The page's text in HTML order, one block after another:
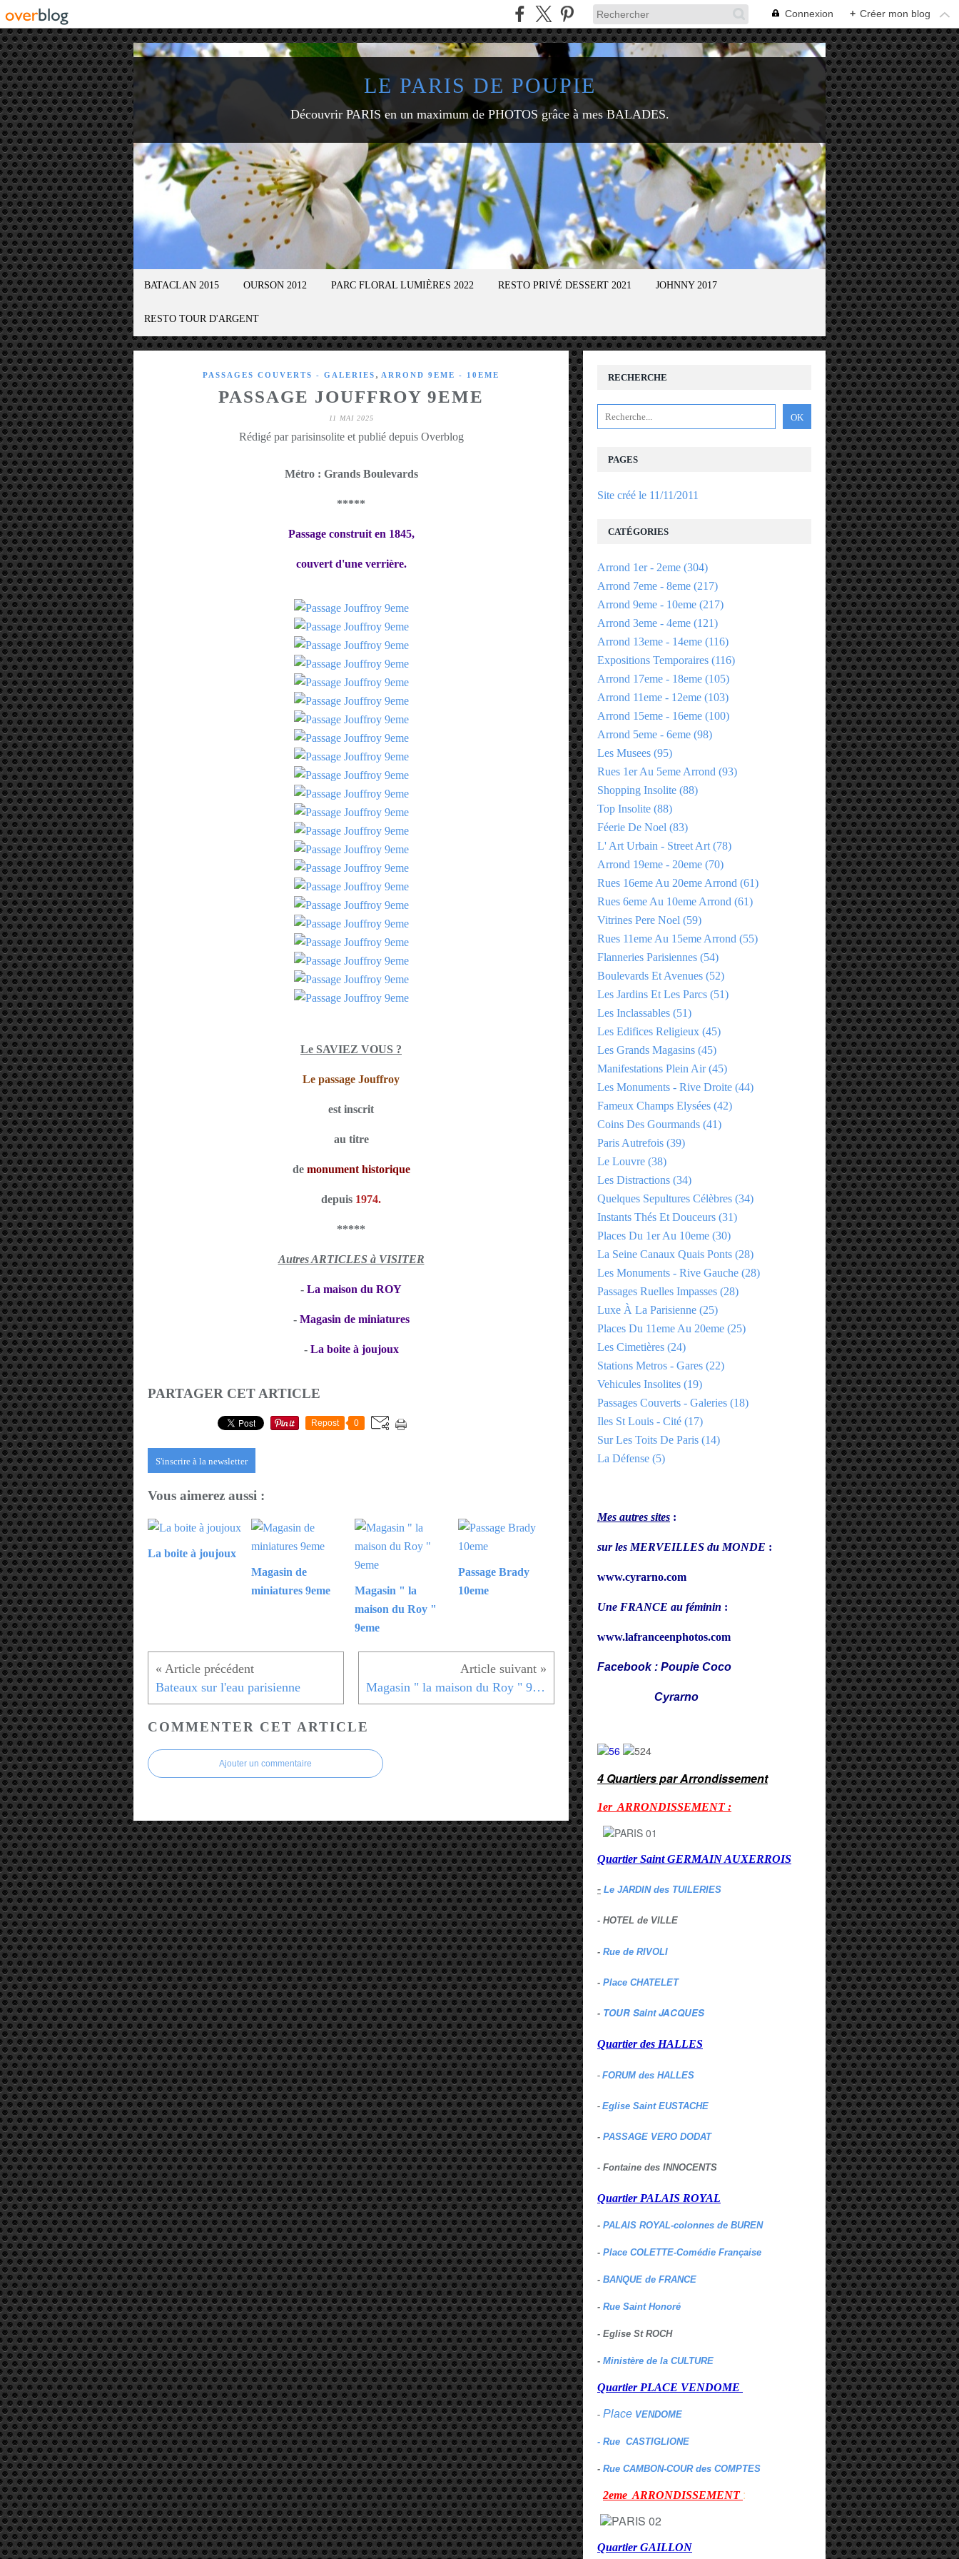
Connexion + Créer mon blog
LE PARIS DE POUPIE
Découvrir PARIS en un maximum de PHOTOS grâce à mes BALADES.
BATACLAN 2015 OURSON 2012 PARC FLORAL LUMIÈRES 2022 RESTO PRIVÉ DESSERT 2021 JOHNNY 2017
RESTO TOUR D'ARGENT
PASSAGES COUVERTS - GALERIES , ARROND 9EME - 10EME
PASSAGE JOUFFROY 9EME
11 MAI 2025
Rédigé par parisinsolite et publié depuis Overblog
Métro : Grands Boulevards
*****
Passage construit en 1845,
couvert d'une verrière.
Le SAVIEZ VOUS ?
Le passage Jouffroy
est inscrit
au titre
demonument historique
depuis 1974.
*****
Autres ARTICLES à VISITER
- La maison du ROY
- Magasin de miniatures
- La boite à joujoux
PARTAGER CET ARTICLE
Repost 0
S'inscrire à la newsletter
Vous aimerez aussi :
La boite à joujoux
Magasin de
miniatures 9eme
Magasin " la
maison du Roy "
9eme
Passage Brady
10eme
Bateaux sur l'eau parisienne Magasin " la maison du Roy " 9eme
COMMENTER CET ARTICLE
Ajouter un commentaire
RECHERCHE
PAGES
Site créé le 11/11/2011
CATÉGORIES
Arrond 1er - 2eme (304)
Arrond 7eme - 8eme (217)
Arrond 9eme - 10eme (217)
Arrond 3eme - 4eme (121)
Arrond 13eme - 14eme (116)
Expositions Temporaires (116)
Arrond 17eme - 18eme (105)
Arrond 11eme - 12eme (103)
Arrond 15eme - 16eme (100)
Arrond 5eme - 6eme (98)
Les Musees (95)
Rues 1er Au 5eme Arrond (93)
Shopping Insolite (88)
Top Insolite (88)
Féerie De Noel (83)
L' Art Urbain - Street Art (78)
Arrond 19eme - 20eme (70)
Rues 16eme Au 20eme Arrond (61)
Rues 6eme Au 10eme Arrond (61)
Vitrines Pere Noel (59)
Rues 11eme Au 15eme Arrond (55)
Flanneries Parisiennes (54)
Boulevards Et Avenues (52)
Les Jardins Et Les Parcs (51)
Les Inclassables (51)
Les Edifices Religieux (45)
Les Grands Magasins (45)
Manifestations Plein Air(45)
Les Monuments - Rive Droite (44)
Fameux Champs Elysées (42)
Coins Des Gourmands (41)
Paris Autrefois (39)
Le Louvre (38)
Les Distractions (34)
Quelques Sepultures Célèbres (34)
Instants Thés Et Douceurs (31)
Places Du 1er Au 10eme (30)
La Seine Canaux Quais Ponts (28)
Les Monuments - Rive Gauche (28)
Passages Ruelles Impasses (28)
Luxe À La Parisienne (25)
Places Du 11eme Au 20eme (25)
Les Cimetières (24)
Stations Metros - Gares (22)
Vehicules Insolites (19)
Passages Couverts - Galeries (18)
Iles St Louis - Cité (17)
Sur Les Toits De Paris (14)
La Défense (5)
Mes autres sites :
sur les MERVEILLES du MONDE :
www.cyrarno.com
Une FRANCE au féminin :
www.lafranceenphotos.com
Facebook : Poupie Coco
Cyrarno
4 Quartiers par Arrondissement
1er ARRONDISSEMENT :
Quartier Saint GERMAIN AUXERROIS
- Le JARDIN des TUILERIES
- HOTEL de VILLE
- Rue de RIVOLI
- Place CHATELET
- TOUR Saint JACQUES
Quartier des HALLES
- FORUM des HALLES
- Eglise Saint EUSTACHE
- PASSAGE VERO DODAT
- Fontaine des INNOCENTS
Quartier PALAIS ROYAL
- PALAIS ROYAL-colonnes de BUREN
- Place COLETTE-Comédie Française
- BANQUE de FRANCE
- Rue Saint Honoré
- Eglise St ROCH
- Ministère de la CULTURE
Quartier PLACE VENDOME
- Place VENDOME
- Rue CASTIGLIONE
- Rue CAMBON-COUR des COMPTES
2eme ARRONDISSEMENT :
Quartier GAILLON